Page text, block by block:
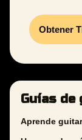
Obtener
Guías
Aprende